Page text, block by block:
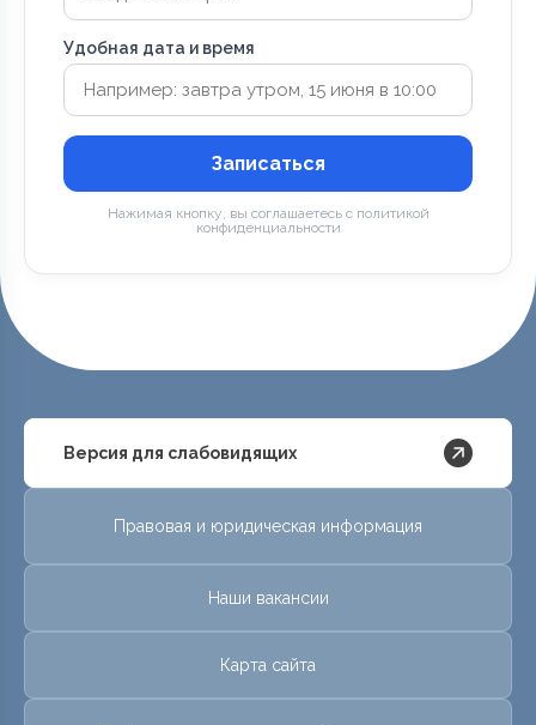
Удобная дата и время
Записаться
Нажимая кнопку, вы соглашаетесь с политикой
конфиденциальности
Версия для слабовидящих
Правовая и юридическая информация
Наши вакансии
Карта сайта